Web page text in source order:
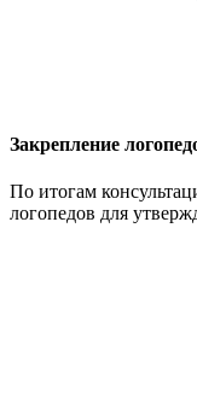
Закрепление
По итогам
логопедов для